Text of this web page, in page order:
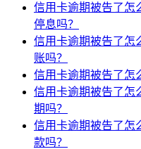
信用卡逾期被告了怎
停息吗？
信用卡逾期被告了怎
账吗？
信用卡逾期被告了怎
信用卡逾期被告了怎
期吗？
信用卡逾期被告了怎
款吗？